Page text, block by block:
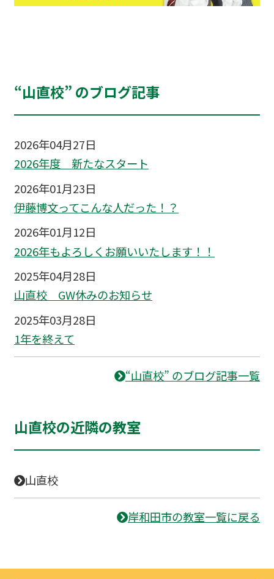
“山直校” のブログ記事
2026年04月27日
2026年度 新たなスタート
2026年01月23日
伊藤博文ってこんな人だった！？
2026年01月12日
2026年もよろしくお願いいたします！！
2025年04月28日
山直校 GW休みのお知らせ
2025年03月28日
1年を終えて
“山直校” のブログ記事一覧
山直校の近隣の教室
山直校
岸和田市の教室一覧に戻る